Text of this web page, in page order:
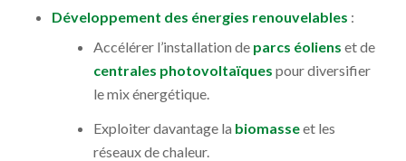
Développement des énergies renouvelables :
Accélérer l’installation de parcs éoliens et de
centrales photovoltaïques pour diversifier
le mix énergétique.
Exploiter davantage la biomasseet les
réseaux de chaleur.